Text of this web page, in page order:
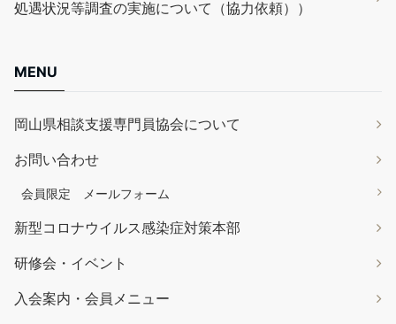
処遇状況等調査の実施について（協力依頼））
MENU
岡山県相談支援専門員協会について
お問い合わせ
会員限定 メールフォーム
新型コロナウイルス感染症対策本部
研修会・イベント
入会案内・会員メニュー